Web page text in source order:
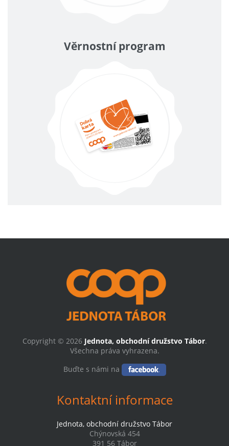
Věrnostní program
Copyright © 2026 Jednota, obchodní družstvo Tábor.
Všechna práva vyhrazena.
Buďte s námi na
Kontaktní informace
Jednota, obchodní družstvo Tábor
Chýnovská 454
391 56 Tábor